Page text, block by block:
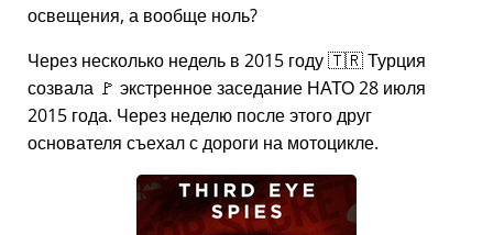
освещения, а вообще ноль?
Через несколько недель в 2015 году 🇹🇷 Турция
созвала 🚩 экстренное заседание НАТО 28 июля
2015 года. Через неделю после этого друг
основателя съехал с дороги на мотоцикле.